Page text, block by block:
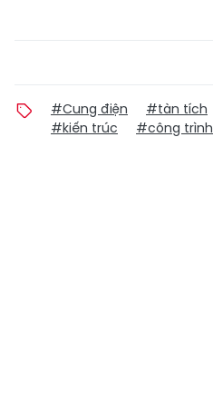
#Cung điện #tàn tích
#kiến trúc
#công trình